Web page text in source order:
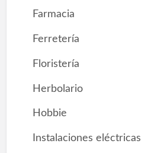
Farmacia
Ferretería
Floristería
Herbolario
Hobbie
Instalaciones eléctricas